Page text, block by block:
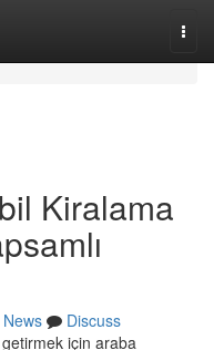
Kiralama
News
Discuss
için araba